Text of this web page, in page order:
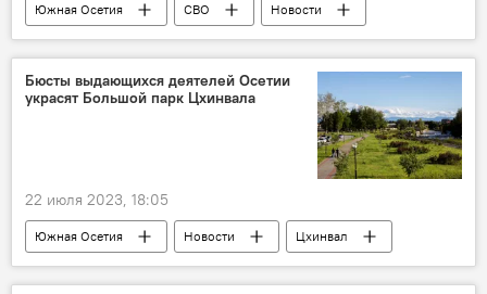
Южная Осетия СВО
Новости
Россия
Бюсты выдающихся деятелей Осетии
украсят Большой парк Цхинвала
22 июля 2023, 18:05
Южная Осетия Новости
Цхинвал
Администрация города Цхинвал